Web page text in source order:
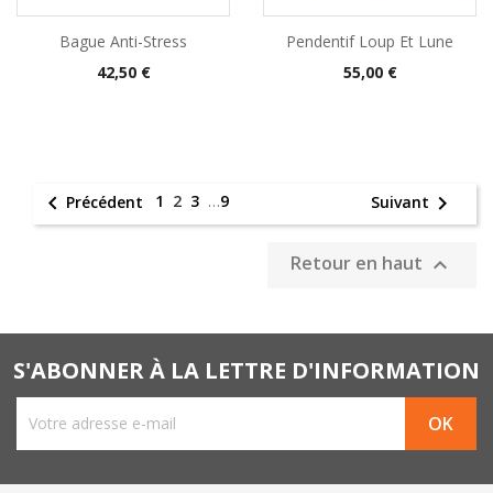
Bague Anti-Stress
Prix
42,50 €
Pendentif Loup Et Lune
Prix
55,00 €
 Précédent 1 2 3 …9 Suivant 
Retour en haut 
S'ABONNER À LA LETTRE D'INFORMATION